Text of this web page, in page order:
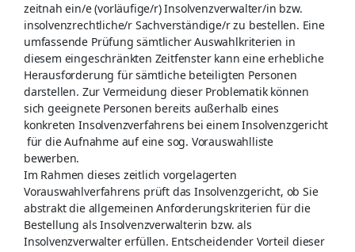
zeitnah ein/e (vorläufige/r) Insolvenzverwalter/in bzw.
insolvenzrechtliche/r Sachverständige/r zu bestellen. Eine
umfassende Prüfung sämtlicher Auswahlkriterien in
diesem eingeschränkten Zeitfenster kann eine erhebliche
Herausforderung für sämtliche beteiligten Personen
darstellen. Zur Vermeidung dieser Problematik können
sich geeignete Personen ­bereits außerhalb eines
konkreten Insolvenzverfahrens bei einem Insolvenzgericht
für die Aufnahme auf eine sog. Vorauswahlliste
bewerben.
Im Rahmen dieses zeitlich vorgelagerten
Vorauswahlverfahrens prüft das Insolvenzgericht, ob Sie
abstrakt die allgemeinen Anforderungskriterien für die
Bestellung als Insolvenzverwalterin bzw. als
Insolvenzverwalter erfüllen. Entscheidender Vorteil dieser